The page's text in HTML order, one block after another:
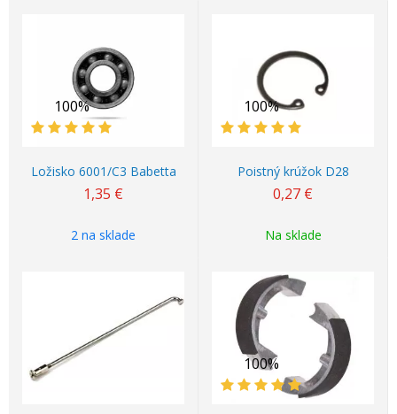
100%
Ložisko 6001/C3 Babetta
1,35 €
2 na sklade
100%
Poistný krúžok D28
0,27 €
Na sklade
100%